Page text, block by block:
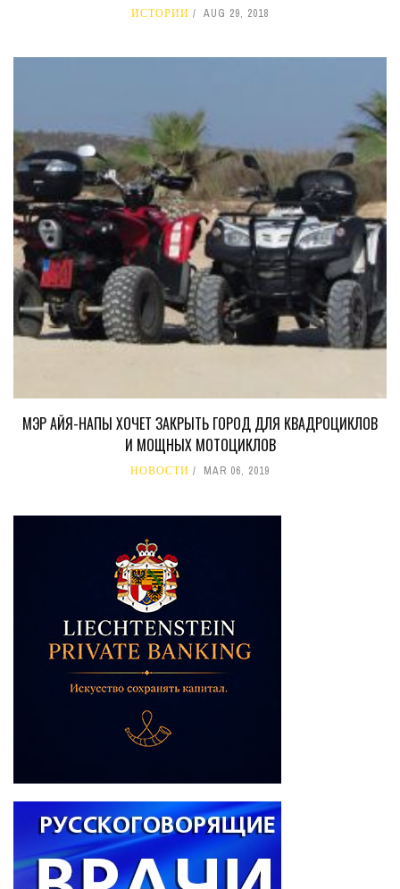
ИСТОРИИ AUG 29, 2018
МЭР АЙЯ-НАПЫ ХОЧЕТ ЗАКРЫТЬ ГОРОД ДЛЯ КВАДРОЦИКЛОВ
И МОЩНЫХ МОТОЦИКЛОВ
НОВОСТИ MAR 06, 2019